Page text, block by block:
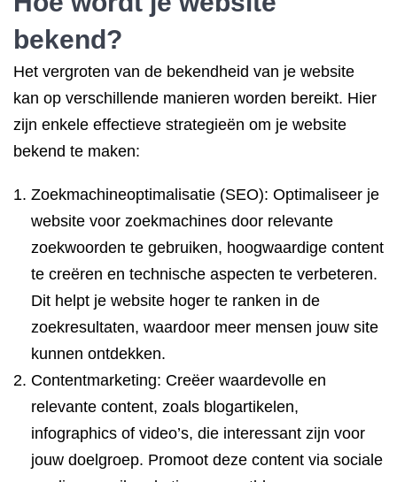
bekend?
Het vergroten van de bekendheid van je website
kan op verschillende manieren worden bereikt. Hier
zijn enkele effectieve strategieën om je website
bekend te maken:
Zoekmachineoptimalisatie (SEO): Optimaliseer je
website voor zoekmachines door relevante
zoekwoorden te gebruiken, hoogwaardige content
te creëren en technische aspecten te verbeteren.
Dit helpt je website hoger te ranken in de
zoekresultaten, waardoor meer mensen jouw site
kunnen ontdekken.
Contentmarketing: Creëer waardevolle en
relevante content, zoals blogartikelen,
infographics of video’s, die interessant zijn voor
jouw doelgroep. Promoot deze content via sociale